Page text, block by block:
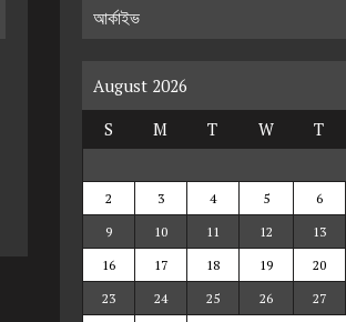
আর্কাইভ
August 2026
S
M T W T
2
3 4 5 6
9
10 11 12 13
16
17 18 19 20
23
24 25 26 27